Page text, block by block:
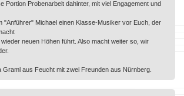
Portion Probenarbeit dahinter, mit viel Engagement und
"Anführer" Michael einen Klasse-Musiker vor Euch, der
neuen Höhen führt. Also macht weiter so, wir
Graml aus Feucht mit zwei Freunden aus Nürnberg.